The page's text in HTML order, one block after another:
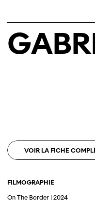
Cette page ne
optimale avec
utiliser
VOIR LA FICHE
FILMOGRAPHIE
On The Border | 2024